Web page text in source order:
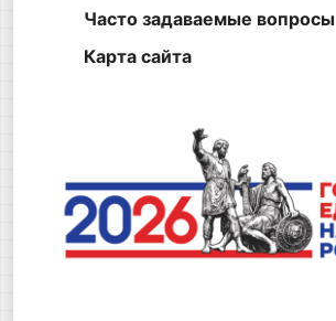
Часто задаваемые вопросы
Карта сайта